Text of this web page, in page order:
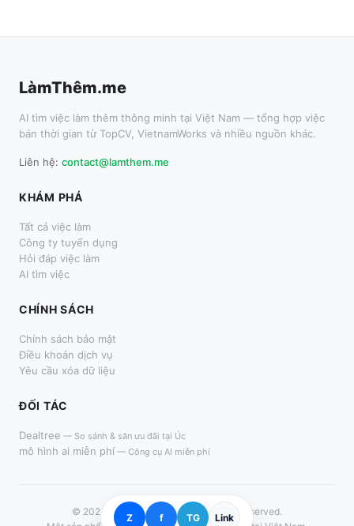
Z f TG Link
LàmThêm.me
AI tìm việc làm thêm thông minh tại Việt Nam — tổng hợp việc
bán thời gian từ TopCV, VietnamWorks và nhiều nguồn khác.
Liên hệ: contact@lamthem.me
KHÁM PHÁ
Tất cả việc làm
Công ty tuyển dụng
Hỏi đáp việc làm
AI tìm việc
CHÍNH SÁCH
Chính sách bảo mật
Điều khoản dịch vụ
Yêu cầu xóa dữ liệu
ĐỐI TÁC
Dealtree — So sánh & săn ưu đãi tại Úc
mô hình ai miễn phí — Công cụ AI miễn phí
© 2024– 2026
LàmThêm.me. All rights reserved.